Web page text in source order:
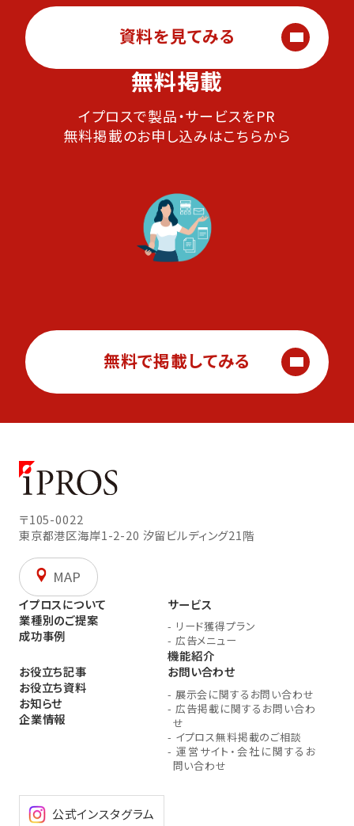
資料を見てみる
無料掲載
イプロスで製品・サービスをPR
無料掲載のお申し込みはこちらから
無料で掲載してみる
〒105-0022
東京都港区海岸1-2-20 汐留ビルディング21階
MAP
イプロスについて
業種別のご提案
成功事例
サービス
- リード獲得プラン
- 広告メニュー
機能紹介
お役立ち記事
お役立ち資料
お知らせ
企業情報
お問い合わせ
- 展示会に関するお問い合わせ
- 広告掲載に関するお問い合わ
せ
- イプロス無料掲載のご相談
- 運営サイト・会社に関するお
問い合わせ
公式インスタグラム